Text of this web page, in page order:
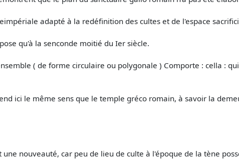
adapté à la redéfinition des cultes et de l'espace
qu'à la senconde moitié du Ier siècle.
( de forme circulaire ou polygonale ) Comporte : cella :
ici le même sens que le temple gréco romain, à savoir la
nouveauté, car peu de lieu de culte à l'époque de la tène